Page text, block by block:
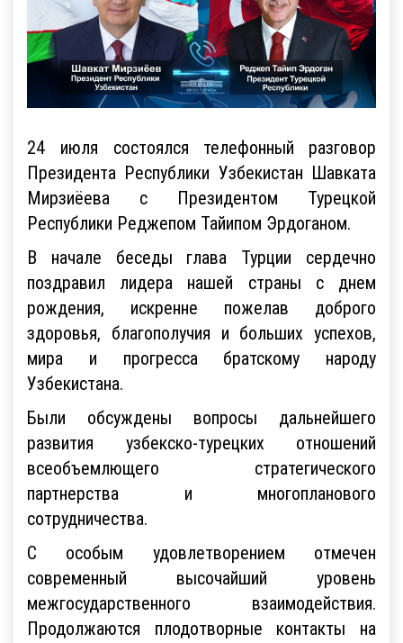
24 июля состоялся телефонный разговор
Президента Республики Узбекистан Шавката
Мирзиёева с Президентом Турецкой
Республики Реджепом Тайипом Эрдоганом.
В начале беседы глава Турции сердечно
поздравил лидера нашей страны с днем
рождения, искренне пожелав доброго
здоровья, благополучия и больших успехов,
мира и прогресса братскому народу
Узбекистана.
Были обсуждены вопросы дальнейшего
развития узбекско-турецких отношений
всеобъемлющего стратегического
партнерства и многопланового
сотрудничества.
С особым удовлетворением отмечен
современный высочайший уровень
межгосударственного взаимодействия.
Продолжаются плодотворные контакты на